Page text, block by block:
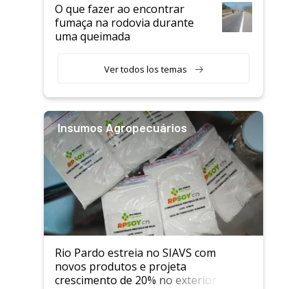
O que fazer ao encontrar
fumaça na rodovia durante
uma queimada
Ver todos los temas
Insumos Agropecuários
Rio Pardo estreia no SIAVS com
novos produtos e projeta
crescimento de 20% no exterior